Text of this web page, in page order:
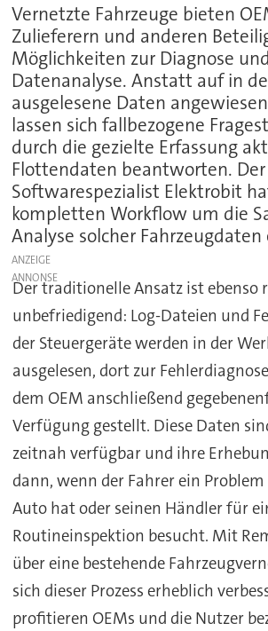
Vernetzte Fahrzeuge bieten
Zulieferern und anderen
Möglichkeiten zur Diagnose und
Datenanalyse. Anstatt auf in
ausgelesene Daten
lassen sich fallbezogene
durch die gezielte Erfassung
Flottendaten beantworten. Der
Softwarespezialist Elektrobit
kompletten Workflow um die
Analyse solcher
ANZEIGE
Der traditionelle Ansatz ist
unbefriedigend: Log-Dateien und
der Steuergeräte werden in der
ausgelesen, dort zur
dem OEM anschließend
Verfügung gestellt. Diese Daten
zeitnah verfügbar und ihre
dann, wenn der Fahrer ein
Auto hat oder seinen Händler für
Routineinspektion besucht. Mit
über eine bestehende
sich dieser Prozess erheblich
profitieren OEMs und die Nutzer